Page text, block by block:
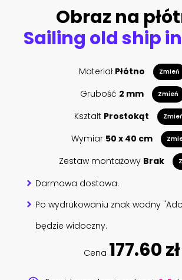
Obraz na
Materiał Płótno Zmień
Grubość 2 mm Zmień
Kształt Prostokąt
Wymiar 50 x 40 cm
Zestaw montażowy Brak
Darmowa dostawa.
Po wydrukowaniu znak wodny
będzie widoczny.
Cena 177.60 zł